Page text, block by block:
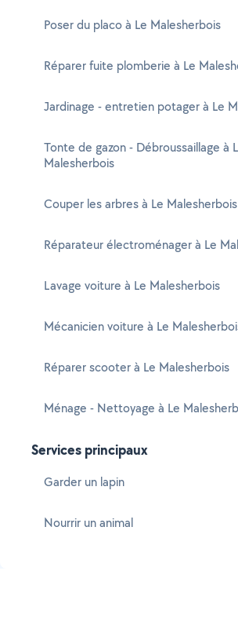
Poser du placo à Le Malesherbois
Réparer fuite plomberie à Le
Jardinage - entretien potager à Le
Tonte de gazon - Débroussaillage à
Malesherbois
Couper les arbres à Le Malesherbois
Réparateur électroménager à Le
Lavage voiture à Le Malesherbois
Mécanicien voiture à Le
Réparer scooter à Le Malesherbois
Ménage - Nettoyage à Le
Services principaux
Garder un lapin
Nourrir un animal